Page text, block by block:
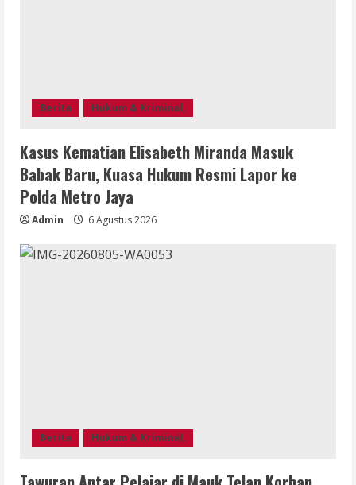
Berita Hukum & Kriminal,
Kasus Kematian Elisabeth Miranda Masuk
Babak Baru, Kuasa Hukum Resmi Lapor ke
Polda Metro Jaya
Admin 6 Agustus 2026
Berita Hukum & Kriminal,